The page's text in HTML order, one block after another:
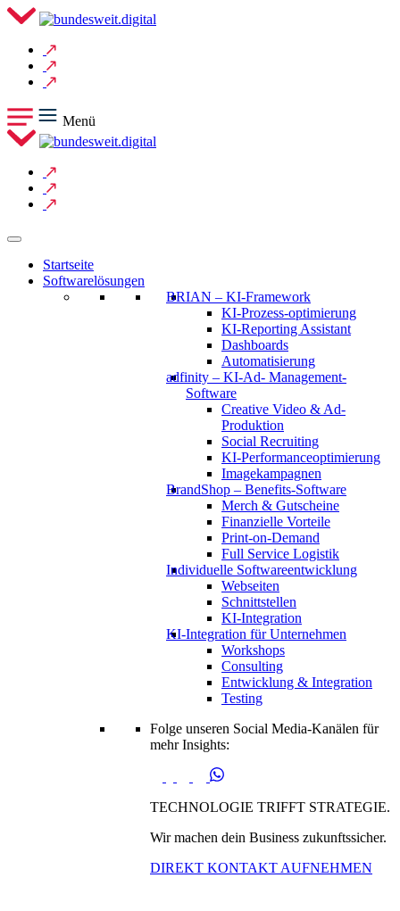
Menü
Startseite
Softwarelösungen
BRIAN – KI-Framework
KI-Prozess-optimierung
KI-Reporting Assistant
Dashboards
Automatisierung
adfinity – KI-Ad- Management-
Software
Creative Video & Ad-
Produktion
Social Recruiting
KI-Performanceoptimierung
Imagekampagnen
BrandShop – Benefits-Software
Merch & Gutscheine
Finanzielle Vorteile
Print-on-Demand
Full Service Logistik
Individuelle Softwareentwicklung
Webseiten
Schnittstellen
KI-Integration
KI-Integration für Unternehmen
Workshops
Consulting
Entwicklung & Integration
Testing
Folge unseren Social Media-Kanälen für
mehr Insights:
TECHNOLOGIE TRIFFT STRATEGIE.
Wir machen dein Business zukunftssicher.
DIREKT KONTAKT AUFNEHMEN